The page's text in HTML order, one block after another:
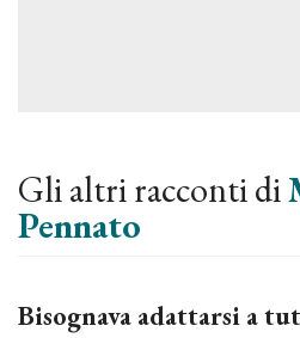
Gli altri racconti di
Pennato
Bisognava adattarsi a